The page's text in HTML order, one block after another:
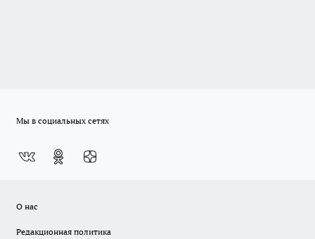
Мы в социальных сетях
О нас
Редакционная политика